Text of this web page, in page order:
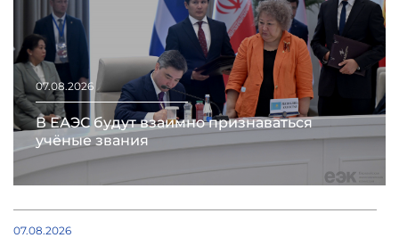
07.08.2026
В ЕАЭС будут взаимно признаваться
учёные звания
07.08.2026